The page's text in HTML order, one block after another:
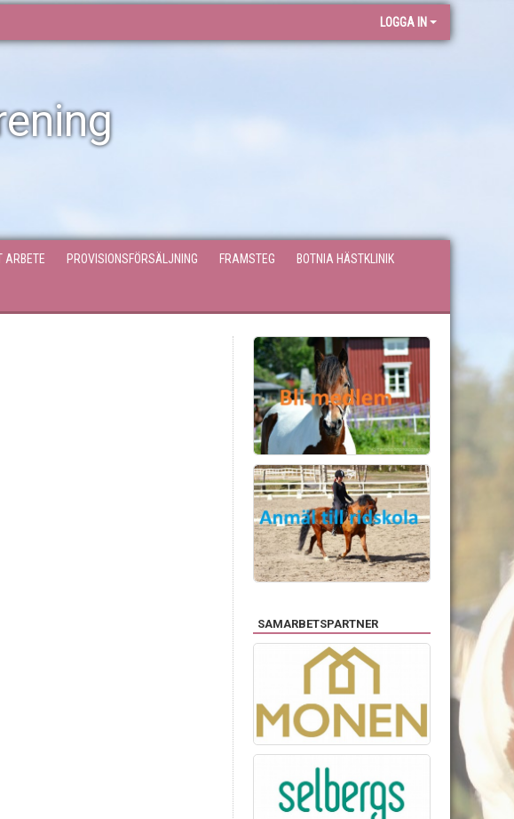
LOGGA IN
ARBETE PROVISIONSFÖRSÄLJNING FRAMSTEG BOTNIA HÄSTKLINIK
SAMARBETSPARTNER